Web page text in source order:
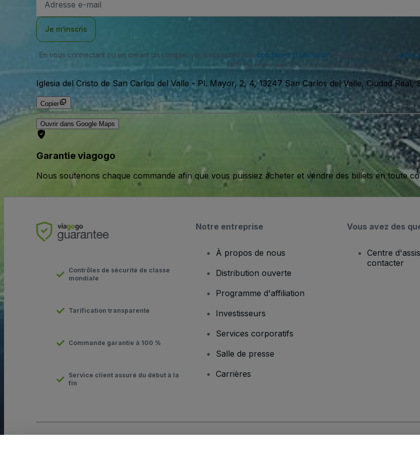
e-
Je m’inscris
En vous connectant ou en créant un compte, vous acceptez nos conditions d'utilisation
SMS de notre part et vous pouvez vous désinscrire à tout
Iglesia del Cristo de San Carlos del Valle - Pl. Mayor, 2, 4, 13247 San Carlos del Valle, Ciudad Real,
Copier
Ouvrir dans Google Maps
Garantie viagogo
Nous soutenons chaque commande afin que vous puissiez acheter et vendre des billets en toute
Contrôles de sécurité de classe
mondiale
Tarification transparente
Commande garantie à 100 %
Service client assuré du début à la
fin
Notre entreprise
À propos de nous
Distribution ouverte
Programme d'affiliation
Investisseurs
Services corporatifs
Salle de presse
Carrières
Vous avez des
Centre
contacter